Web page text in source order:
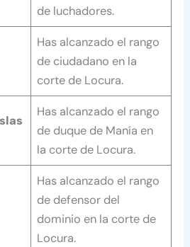
de luchadores.
Has alcanzado el rango
de ciudadano en la
corte de Locura.
Has alcanzado el rango
de duque de Manía en
la corte de Locura.
Has alcanzado el rango
de defensor del
dominio en la corte de
Locura.